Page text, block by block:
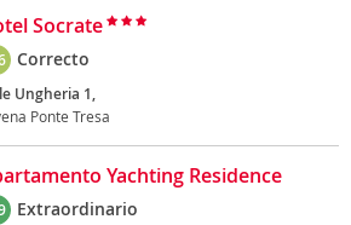
Socrate
Correcto
Ungheria 1,
Ponte Tresa
Yachting Residence
Extraordinario